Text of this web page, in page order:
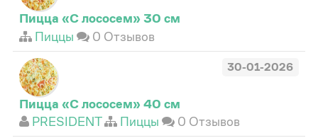
Пицца «С лососем» 30 см
Пиццы
0 Отзывов
30-01-2026
Пицца «С лососем» 40 см
PRESIDENT
Пиццы 0 Отзывов